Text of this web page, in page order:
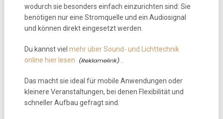
wodurch sie besonders einfach einzurichten sind: Sie
benötigen nur eine Stromquelle und ein Audiosignal
und können direkt eingesetzt werden.
Du kannst viel mehr über Sound- und Lichttechnik
online hier lesen
Das macht sie ideal für mobile Anwendungen oder
kleinere Veranstaltungen, bei denen Flexibilität und
schneller Aufbau gefragt sind.